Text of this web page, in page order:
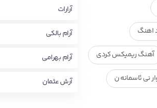
آهنگ ریمیکس کردی
نی ئاسمانه ن
آرارات
آرام بالکی
آرام بهرامی
آرش عثمان